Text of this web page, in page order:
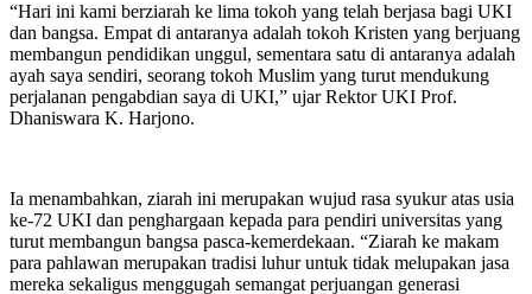
“Hari ini kami berziarah ke lima tokoh yang telah berjasa bagi UKI
dan bangsa. Empat di antaranya adalah tokoh Kristen yang berjuang
membangun pendidikan unggul, sementara satu di antaranya adalah
ayah saya sendiri, seorang tokoh Muslim yang turut mendukung
perjalanan pengabdian saya di UKI,” ujar Rektor UKI Prof.
Dhaniswara K. Harjono.
Ia menambahkan, ziarah ini merupakan wujud rasa syukur atas usia
ke-72 UKI dan penghargaan kepada para pendiri universitas yang
turut membangun bangsa pasca-kemerdekaan. “Ziarah ke makam
para pahlawan merupakan tradisi luhur untuk tidak melupakan jasa
mereka sekaligus menggugah semangat perjuangan generasi